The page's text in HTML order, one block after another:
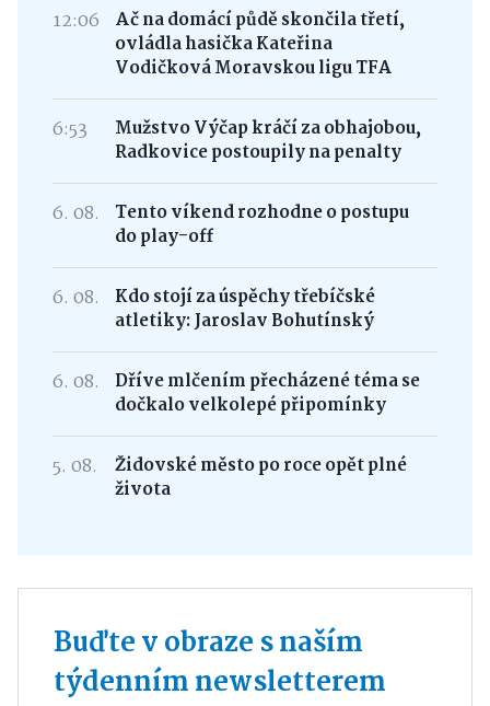
12:06
Ač na domácí půdě skončila třetí,
ovládla hasička Kateřina
Vodičková Moravskou ligu TFA
6:53
Mužstvo Výčap kráčí za obhajobou,
Radkovice postoupily na penalty
6. 08.
Tento víkend rozhodne o postupu
do play-off
6. 08.
Kdo stojí za úspěchy třebíčské
atletiky: Jaroslav Bohutínský
6. 08.
Dříve mlčením přecházené téma se
dočkalo velkolepé připomínky
5. 08.
Židovské město po roce opět plné
života
Buďte v obraze s naším
týdenním newsletterem